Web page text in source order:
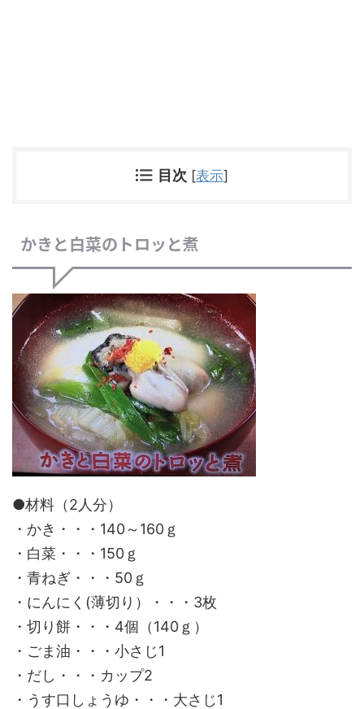
目次 [表示]
かきと白菜のトロッと煮
●材料（2人分）
・かき・・・140～160ｇ
・白菜・・・150ｇ
・青ねぎ・・・50ｇ
・にんにく(薄切り）・・・3枚
・切り餅・・・4個（140ｇ）
・ごま油・・・小さじ1
・だし・・・カップ2
・うす口しょうゆ・・・大さじ1